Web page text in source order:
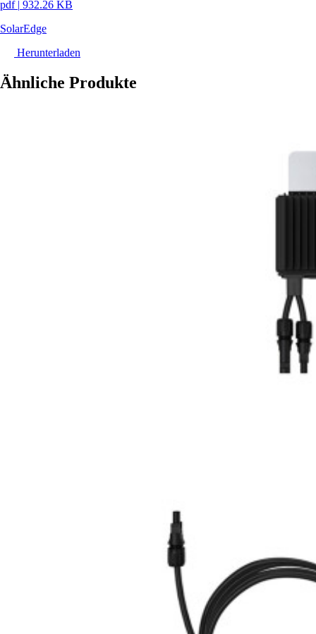
pdf | 932.26 KB
SolarEdge
Herunterladen
Ähnliche Produkte